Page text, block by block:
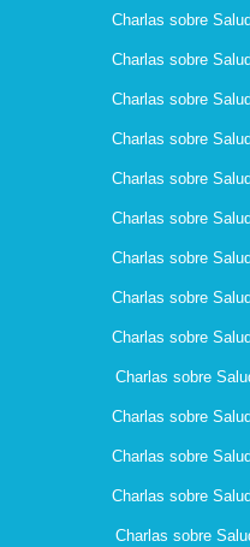
Charlas sobre
Charlas sobre
Charlas sobre
Charlas sobre
Charlas sobre
Charlas sobre
Charlas sobre
Charlas sobre
Charlas sobre
Charlas sobre
Charlas sobre
Charlas sobre
Charlas sobre
Charlas sobre